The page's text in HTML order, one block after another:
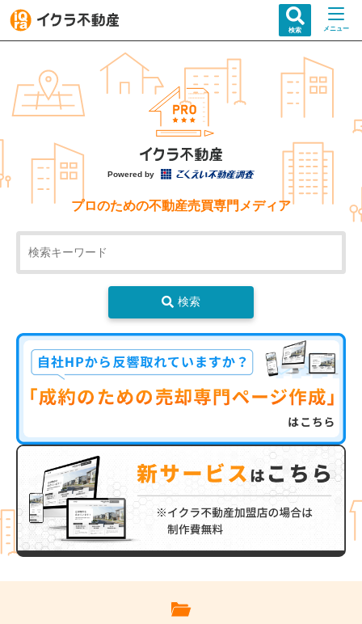
検索 メニュー
Powered by
プロのための不動産売買専門メディア
検索